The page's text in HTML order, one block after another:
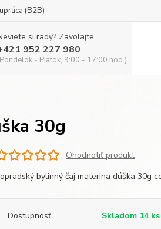
(B2B)
si rady? Zavolajte.
952 227 980
- Piatok, 9:00 - 17:00 hod.)
30g
Ohodnotiť produkt
bylinný čaj materina dúška 30g
Dostupnosť
Skladom 14 ks